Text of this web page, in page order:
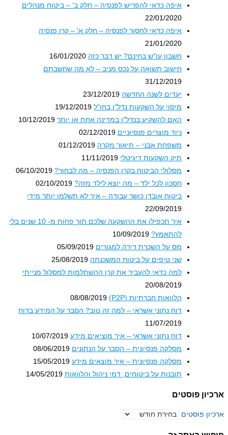
איפה כדאי להפריש לפנסיה – חלק ב' – ביטוח מנהלים
22/01/2020
איפה כדאי לחסוך לפנסיה – חלק א' – קרן פנסיה
21/01/2020
חשבון עו"ש בחינם? יש דבר כזה 16/01/2020
חישוב תשואה על נכס מניב – לא מה שחשבתם
31/12/2019
יעדים לשנה החדשה 23/12/2019
מיסוי על השקעות נדל"ן בחו"ל 19/12/2019
האם להשקיע בנדל"ן במדינה אחת או יותר 10/12/2019
ניוד מוצרים פנסיוניים 02/12/2019
משפחת אבני – תיאור מקרה 01/12/2019
תיק השקעות דיגיטלי 11/11/2019
מסלולי הביטוח בקרן הפנסיה – מה לבחור? 06/10/2019
חסכון לכל ילד – מה יוצא לילד מזה? 02/10/2019
ביטוח אובדן כושר עבודה – איך לא תשלמו יותר מידי
22/09/2019
איך תכפילו את ההשקעה שלכם תוך פחות מ- 10 שנים בלי
10/09/2019
מס על השכרת דירה למגורים 05/09/2019
שני טיפים על ביטוח המשכנתה 25/08/2019
למה כדאי להעביר את קרן ההשתלמות למסלול מנייתי
20/08/2019
הלוואות חברתיות (P2P)
08/08/2019
דוח נתוני אשראי – למה זה טוב? הסבר על המידע בדוח
11/07/2019
דוח נתוני אשראי – איך מוציאים מידע 10/07/2019
מסלקה פנסיונית – הסבר על הנתונים 08/06/2019
מסלקה פנסיונית – איך מוצאים מידע 15/05/2019
תובנות על ביטוחים, דמי ניהול והלוואות 14/05/2019